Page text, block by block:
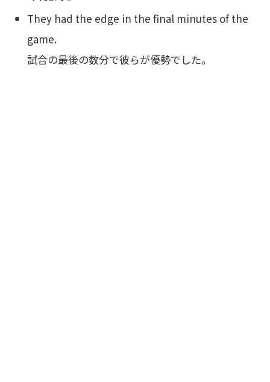
They had the edge in the final minutes of the
game.
試合の最後の数分で彼らが優勢でした。